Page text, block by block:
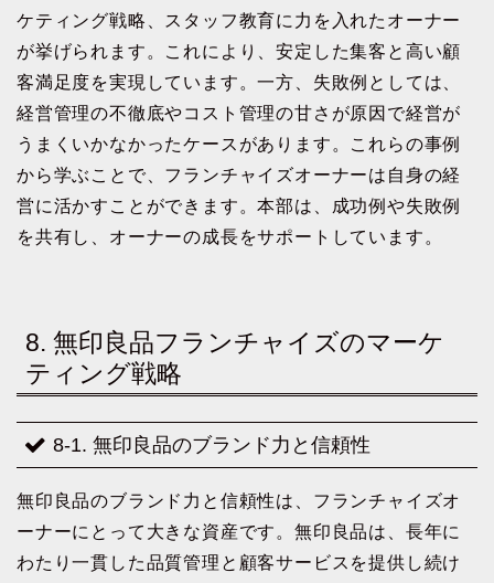
ケティング戦略、スタッフ教育に力を入れたオーナー
が挙げられます。これにより、安定した集客と高い顧
客満足度を実現しています。一方、失敗例としては、
経営管理の不徹底やコスト管理の甘さが原因で経営が
うまくいかなかったケースがあります。これらの事例
から学ぶことで、フランチャイズオーナーは自身の経
営に活かすことができます。本部は、成功例や失敗例
を共有し、オーナーの成長をサポートしています。
8. 無印良品フランチャイズのマーケ
ティング戦略
8-1. 無印良品のブランド力と信頼性
無印良品のブランド力と信頼性は、フランチャイズオ
ーナーにとって大きな資産です。無印良品は、長年に
わたり一貫した品質管理と顧客サービスを提供し続け